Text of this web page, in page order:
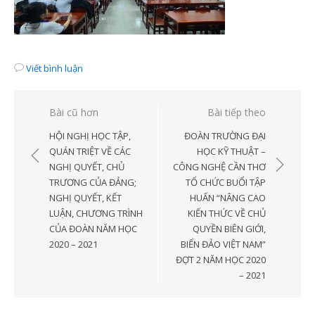
Viết bình luận
Điều
hướng
bài
viết
Bài cũ hơn
HỘI NGHỊ HỌC TẬP,
QUÁN TRIỆT VỀ CÁC
NGHỊ QUYẾT, CHỦ
TRƯƠNG CỦA ĐẢNG;
NGHỊ QUYẾT, KẾT
LUẬN, CHƯƠNG TRÌNH
CỦA ĐOÀN NĂM HỌC
2020 – 2021
Bài tiếp theo
ĐOÀN TRƯỜNG ĐẠI
HỌC KỸ THUẬT –
CÔNG NGHỆ CẦN THƠ
TỔ CHỨC BUỔI TẬP
HUẤN “NÂNG CAO
KIẾN THỨC VỀ CHỦ
QUYỀN BIÊN GIỚI,
BIỂN ĐẢO VIỆT NAM”
ĐỢT 2 NĂM HỌC 2020
– 2021